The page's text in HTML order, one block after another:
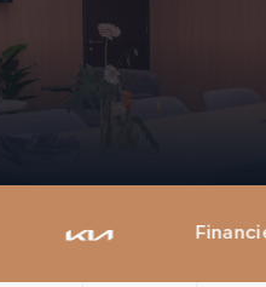
Financieringsmogelijkheden